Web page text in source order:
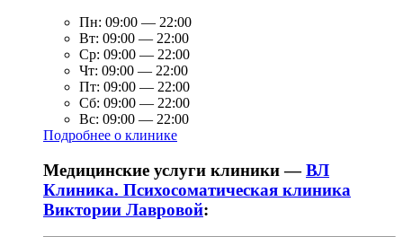
Пн: 09:00 — 22:00
Вт: 09:00 — 22:00
Ср: 09:00 — 22:00
Чт: 09:00 — 22:00
Пт: 09:00 — 22:00
Сб: 09:00 — 22:00
Вс: 09:00 — 22:00
Подробнее о клинике
Медицинские услуги клиники —ВЛ
Клиника. Психосоматическая клиника
Виктории Лавровой: